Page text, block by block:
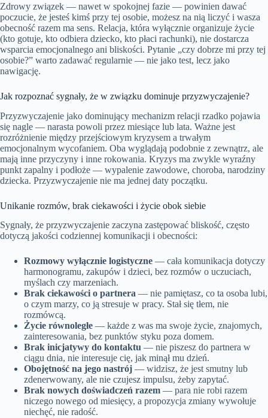
Zdrowy związek — nawet w spokojnej fazie — powinien dawać
poczucie, że jesteś kimś przy tej osobie, możesz na nią liczyć i wasza
obecność razem ma sens. Relacja, która wyłącznie organizuje życie
(kto gotuje, kto odbiera dziecko, kto płaci rachunki), nie dostarcza
wsparcia emocjonalnego ani bliskości. Pytanie „czy dobrze mi przy tej
osobie?” warto zadawać regularnie — nie jako test, lecz jako
nawigację.
Jak rozpoznać sygnały, że w związku dominuje przyzwyczajenie?
Przyzwyczajenie jako dominujący mechanizm relacji rzadko pojawia
się nagle — narasta powoli przez miesiące lub lata. Ważne jest
rozróżnienie między przejściowym kryzysem a trwałym
emocjonalnym wycofaniem. Oba wyglądają podobnie z zewnątrz, ale
mają inne przyczyny i inne rokowania. Kryzys ma zwykle wyraźny
punkt zapalny i podłoże — wypalenie zawodowe, choroba, narodziny
dziecka. Przyzwyczajenie nie ma jednej daty początku.
Unikanie rozmów, brak ciekawości i życie obok siebie
Sygnały, że przyzwyczajenie zaczyna zastępować bliskość, często
dotyczą jakości codziennej komunikacji i obecności:
Rozmowy wyłącznie logistyczne — cała komunikacja dotyczy
harmonogramu, zakupów i dzieci, bez rozmów o uczuciach,
myślach czy marzeniach.
Brak ciekawości o partnera — nie pamiętasz, co ta osoba lubi,
o czym marzy, co ją stresuje w pracy. Stał się tłem, nie
rozmówcą.
Życie równoległe — każde z was ma swoje życie, znajomych,
zainteresowania, bez punktów styku poza domem.
Brak inicjatywy do kontaktu — nie piszesz do partnera w
ciągu dnia, nie interesuje cię, jak minął mu dzień.
Obojętność na jego nastrój — widzisz, że jest smutny lub
zdenerwowany, ale nie czujesz impulsu, żeby zapytać.
Brak nowych doświadczeń razem — para nie robi razem
niczego nowego od miesięcy, a propozycja zmiany wywołuje
niechęć, nie radość.